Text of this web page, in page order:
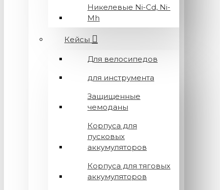
Никелевые Ni-Cd, Ni-
Mh
Кейсы
Для велосипедов
для инструмента
Защищенные
чемоданы
Корпуса для
пусковых
аккумуляторов
Корпуса для тяговых
аккумуляторов